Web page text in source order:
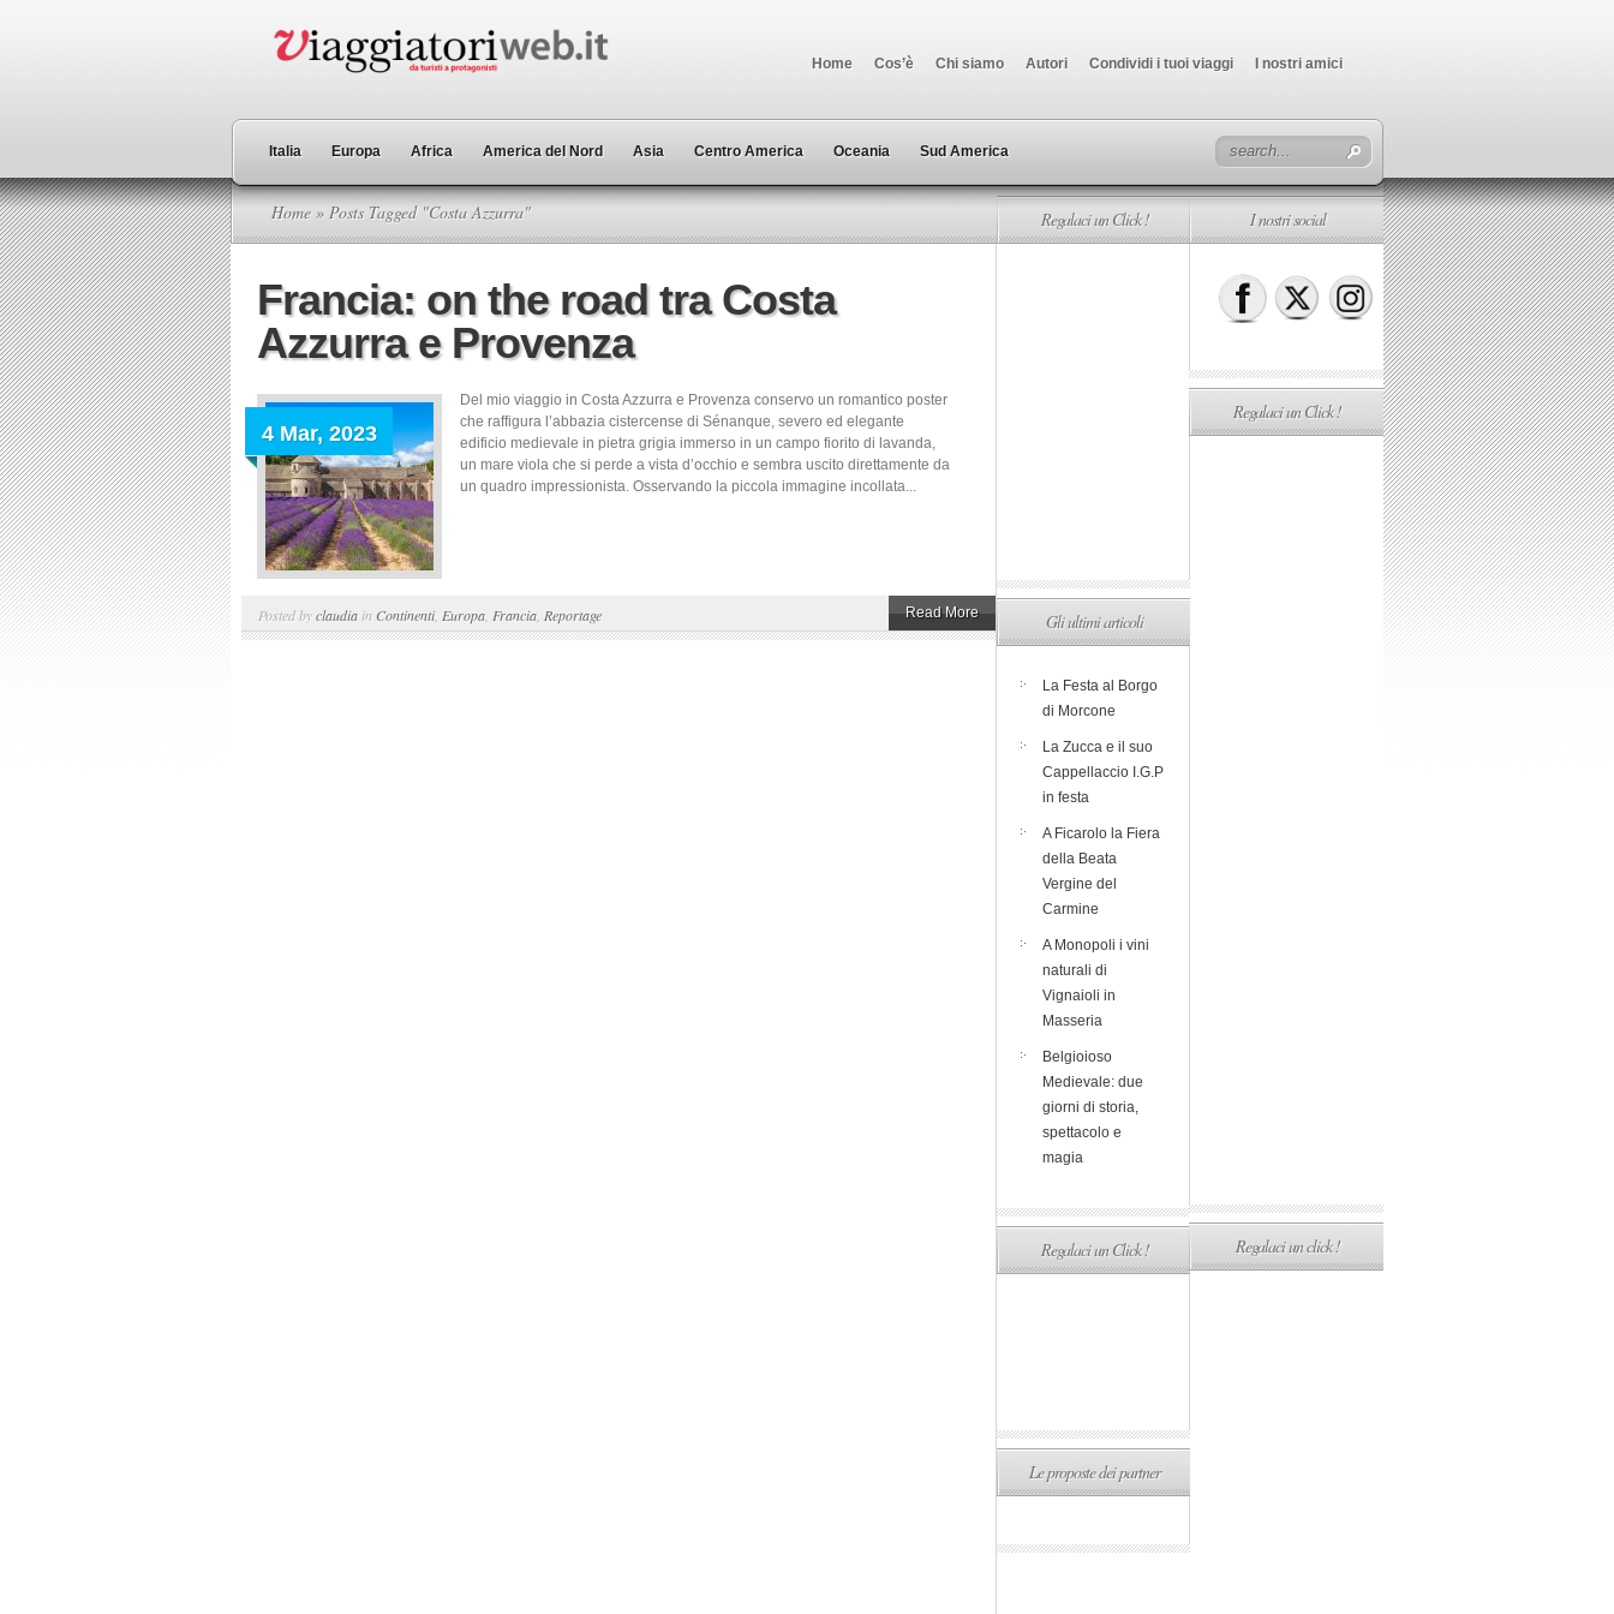
Home Cos’è Chi siamo Autori Condividi i tuoi viaggi I nostri amici
Italia Europa Africa America del Nord Asia Centro America Oceania Sud America
Home » Posts Tagged "Costa Azzurra"
Francia: on the road tra Costa
Azzurra e Provenza
4 Mar, 2023
Del mio viaggio in Costa Azzurra e Provenza conservo un romantico poster
che raffigura l’abbazia cistercense di Sénanque, severo ed elegante
edificio medievale in pietra grigia immerso in un campo fiorito di lavanda,
un mare viola che si perde a vista d’occhio e sembra uscito direttamente da
un quadro impressionista. Osservando la piccola immagine incollata...
Posted byclaudia in Continenti, Europa Francia Reportage Read More
Regalaci un Click !
Gli ultimi articoli
La Festa al Borgo
di Morcone
La Zucca e il suo
Cappellaccio I.G.P
in festa
A Ficarolo la Fiera
della Beata
Vergine del
Carmine
A Monopoli i vini
naturali di
Vignaioli in
Masseria
Belgioioso
Medievale: due
giorni di storia,
spettacolo e
magia
Regalaci un Click !
Le proposte dei partner
I nostri social
Regalaci un Click !
Regalaci un click !